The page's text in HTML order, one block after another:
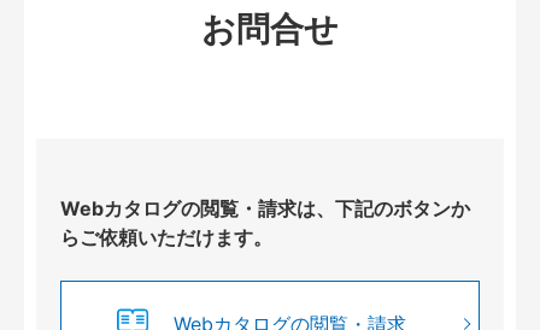
お問合せ
Webカタログの閲覧・請求は、下記のボタンか
らご依頼いただけます。
Webカタログの閲覧・請求